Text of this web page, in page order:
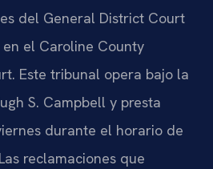
del General District Court
el Caroline County
Este tribunal opera bajo la
S. Campbell y presta
durante el horario de
reclamaciones que